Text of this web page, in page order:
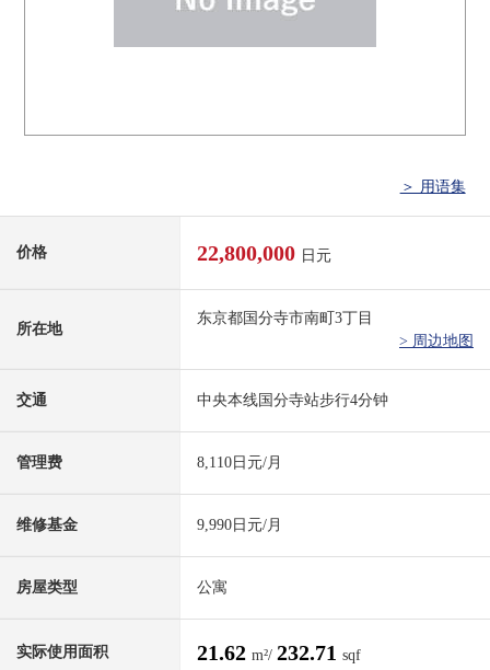
＞ 用语集
价格 22,800,000 日元
所在地
东京都国分寺市南町3丁目
> 周边地图
交通 中央本线国分寺站步行4分钟
管理费 8,110日元/月
维修基金 9,990日元/月
房屋类型 公寓
实际使用面积 21.62 m²/ 232.71 sqf